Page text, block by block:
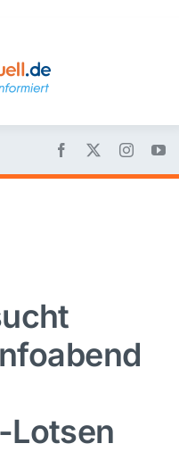
Lotsen